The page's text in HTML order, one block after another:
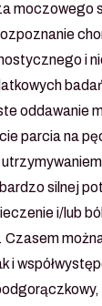
moczowego
i
oddawanie
parcia na
silnej
i/lub
i